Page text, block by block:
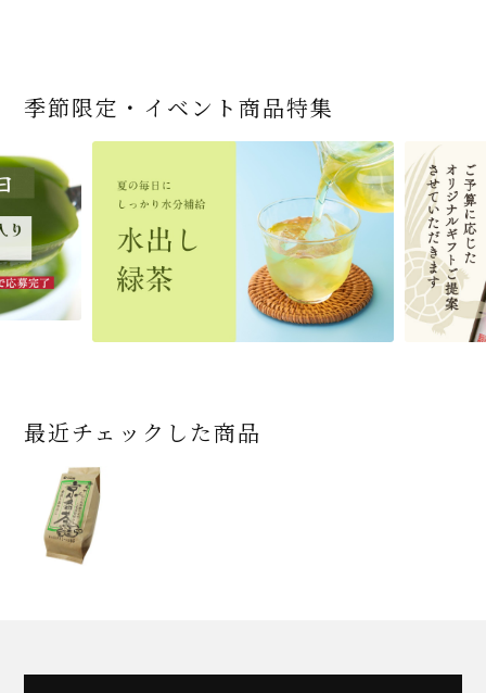
宇治抹茶だいふく 和
三盆仕立て 6個入
2,592 (税込)
お茶屋の京都 宇治抹
1,743 (税込)
宇治抹茶 濃チーズケ
ーキ 『抹茶まる』 1セ
ット6個入
3,240 (税込)
商品一覧はこちら
桜茶（さくら茶）28ｇ
（7人前後） ＊神奈川
県小田原市の八重桜
です
454 (税込)
『釜炒りむぎ茶』 10g
324 (税込)
緑茶ティーパック（セ
ンパックシリーズ） 5g
×50袋
864 (税込)
商品一覧はこちら
宇治抹茶そば3袋・そ
ばつゆ6袋（6人前）セ
ット 化粧箱（カート
ン/ギフトボックス）
3,032 (税込)
【送料込み】宇治抹茶
そば160ｇ×2袋（4人
前）＋特撰そばつゆ4
個（ポスト便）
2,028 (税込)
宇治抹茶そば２袋・そ
ばつゆ４袋（４人前）
竹かごセット
2,278 (税込)
商品一覧はこちら
老舗茶舗の宇治抹茶
かすていらと宇治冠煎
茶の詰合せ
4,112 (税込)
宇治抹茶焼き菓子詰
4,511 (税込)
老舗茶舗のひやひやス
イーツセット 3種6個
3,356 (税込)
商品一覧はこちら
茶道具 帛紗 ふくさ 無
地 正絹帛紗 7匁(もん
め) (朱・赤・紫) (ポス
ト便対応可)
4,730 (税込)
茶道具 扇子（せんす）
扇子 利休百首 白竹 6
1,716 (税込)
おとなのお稽古セット
女子用 裏千家 茶道具
16,500 (税込)
商品一覧はこちら
季節限定・イベント商品特集
最近チェックした商品